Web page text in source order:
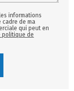
informations
cadre de ma
qui peut en
politique de